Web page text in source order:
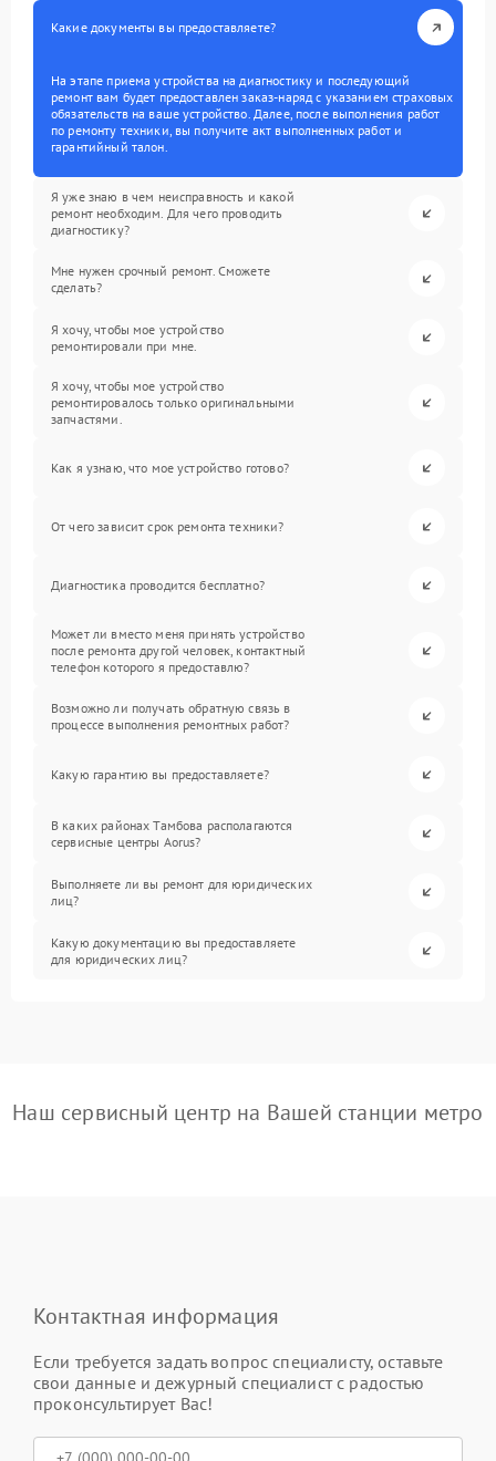
Какие документы вы предоставляете?
На этапе приема устройства на диагностику и последующий
ремонт вам будет предоставлен заказ-наряд с указанием страховых
обязательств на ваше устройство. Далее, после выполнения работ
по ремонту техники, вы получите акт выполненных работ и
гарантийный талон.
Я уже знаю в чем неисправность и какой
ремонт необходим. Для чего проводить
диагностику?
Мне нужен срочный ремонт. Сможете
сделать?
Я хочу, чтобы мое устройство
ремонтировали при мне.
Я хочу, чтобы мое устройство
ремонтировалось только оригинальными
запчастями.
Как я узнаю, что мое устройство готово?
От чего зависит срок ремонта техники?
Диагностика проводится бесплатно?
Может ли вместо меня принять устройство
после ремонта другой человек, контактный
телефон которого я предоставлю?
Возможно ли получать обратную связь в
процессе выполнения ремонтных работ?
Какую гарантию вы предоставляете?
В каких районах Тамбова располагаются
сервисные центры Aorus?
Выполняете ли вы ремонт для юридических
лиц?
Какую документацию вы предоставляете
для юридических лиц?
Наш сервисный центр на Вашей станции метро
Контактная информация
Если требуется задать вопрос специалисту, оставьте
свои данные и дежурный специалист с радостью
проконсультирует Вас!